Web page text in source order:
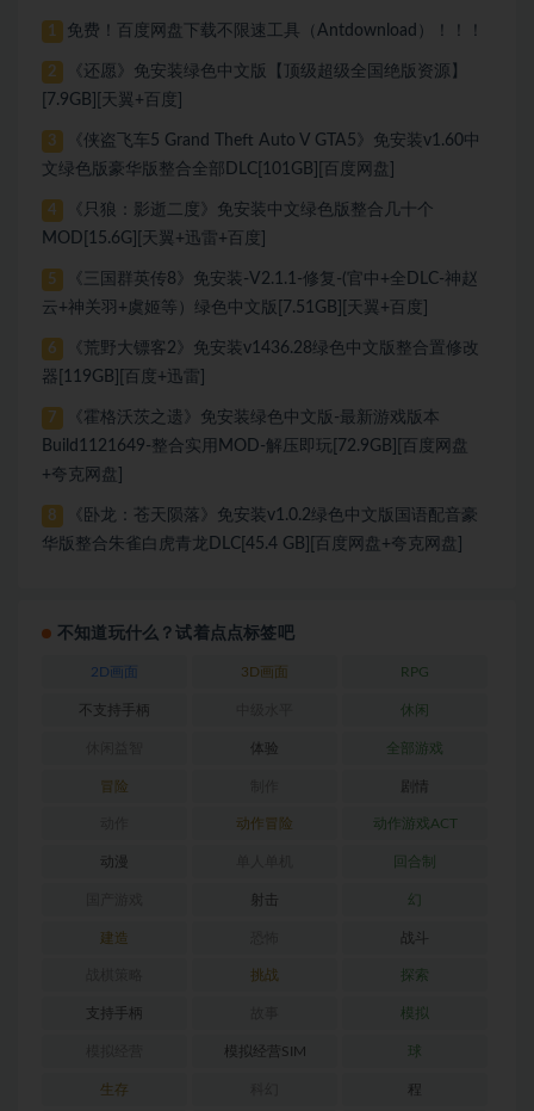
1 免费！百度网盘下载不限速工具（Antdownload）！！！
2
《还愿》免安装绿色中文版【顶级超级全国绝版资源】
[7.9GB][天翼+百度]
3
《侠盗飞车5 Grand Theft Auto V GTA5》免安装v1.60中
文绿色版豪华版整合全部DLC[101GB][百度网盘]
4
《只狼：影逝二度》免安装中文绿色版整合几十个
MOD[15.6G][天翼+迅雷+百度]
5
《三国群英传8》免安装-V2.1.1-修复-(官中+全DLC-神赵
云+神关羽+虞姬等）绿色中文版[7.51GB][天翼+百度]
6
《荒野大镖客2》免安装v1436.28绿色中文版整合置修改
器[119GB][百度+迅雷]
7
《霍格沃茨之遗》免安装绿色中文版-最新游戏版本
Build1121649-整合实用MOD-解压即玩[72.9GB][百度网盘
+夸克网盘]
8
《卧龙：苍天陨落》免安装v1.0.2绿色中文版国语配音豪
华版整合朱雀白虎青龙DLC[45.4 GB][百度网盘+夸克网盘]
不知道玩什么？试着点点标签吧
2D画面 3D画面 RPG
不支持手柄 休闲
体验 全部游戏
冒险 剧情
动作冒险 动作游戏ACT
动漫 回合制
射击 幻
建造 战斗
挑战 探索
支持手柄 模拟
模拟经营SIM 球
生存 程